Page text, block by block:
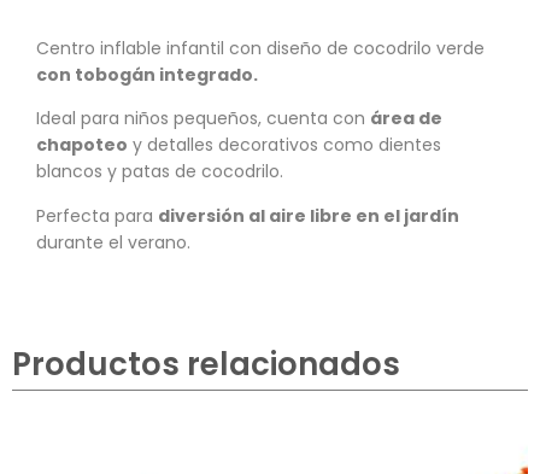
Centro inflable infantil con diseño de cocodrilo verde
con tobogán integrado.
Ideal para niños pequeños, cuenta con área de
chapoteo y detalles decorativos como dientes
blancos y patas de cocodrilo.
Perfecta para diversión al aire libre en el jardín
durante el verano.
Productos relacionados